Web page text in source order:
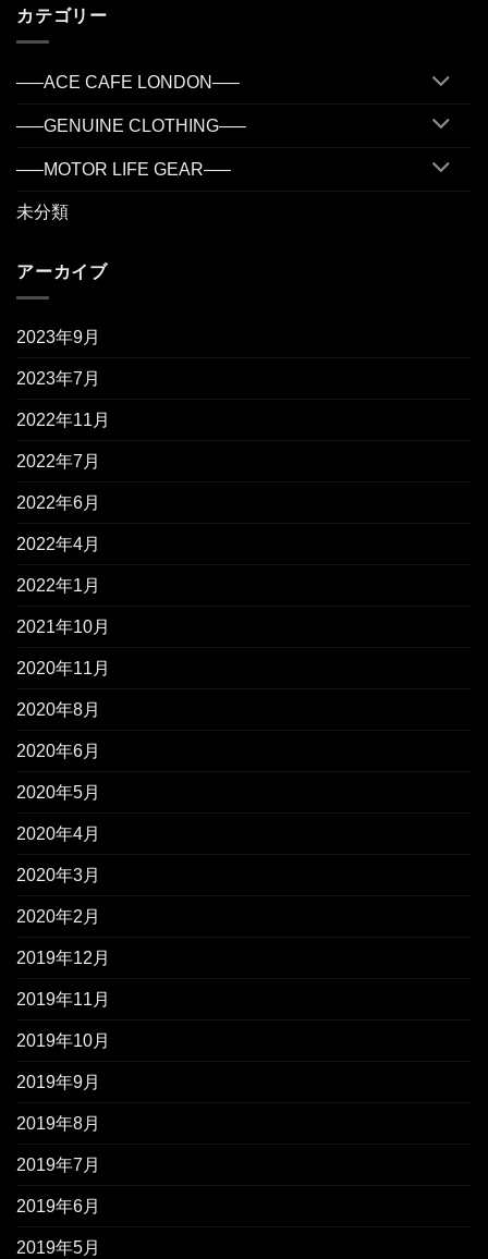
カテゴリー
—–ACE CAFE LONDON—–
—–GENUINE CLOTHING—–
—–MOTOR LIFE GEAR—–
未分類
アーカイブ
2023年9月
2023年7月
2022年11月
2022年7月
2022年6月
2022年4月
2022年1月
2021年10月
2020年11月
2020年8月
2020年6月
2020年5月
2020年4月
2020年3月
2020年2月
2019年12月
2019年11月
2019年10月
2019年9月
2019年8月
2019年7月
2019年6月
2019年5月